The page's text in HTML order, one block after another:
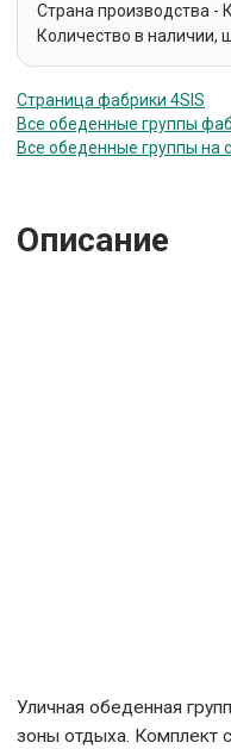
Страна производства -
Количество в наличии,
Страница фабрики 4SIS
Все обеденные группы
Все обеденные группы на
Описание
Уличная обеденная
зоны отдыха. Комплект